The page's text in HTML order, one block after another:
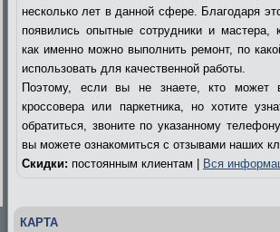
несколько лет в данной сфере. Благодаря
появились опытные сотрудники и мастера,
как именно можно выполнить ремонт, по
использовать для качественной работы.
Поэтому, если вы не знаете, кто может
кроссовера или паркетника, но хотите
обратиться, звоните по указанному
вы можете ознакомиться с отзывами наших
Скидки: постоянным клиентам | Вся
КАРТА